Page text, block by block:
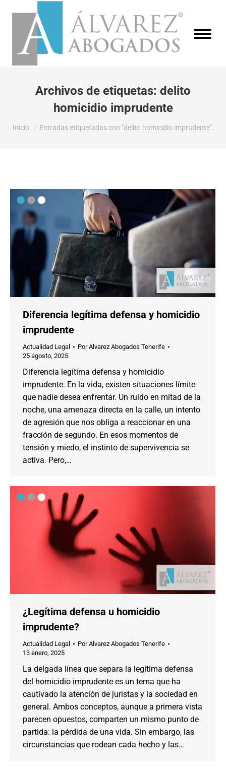
Archivos de etiquetas: delito
homicidio imprudente
Estás aquí:
Inicio Entradas etiquetadas con "delito homicidio imprudente".
Diferencia legítima defensa y homicidio
imprudente
Actualidad Legal PorAlvarez Abogados Tenerife
25 agosto, 2025
Diferencia legítima defensa y homicidio
imprudente. En la vida, existen situaciones límite
que nadie desea enfrentar. Un ruido en mitad de la
noche, una amenaza directa en la calle, un intento
de agresión que nos obliga a reaccionar en una
fracción de segundo. En esos momentos de
tensión y miedo, el instinto de supervivencia se
activa. Pero,…
¿Legítima defensa u homicidio
imprudente?
Actualidad Legal PorAlvarez Abogados Tenerife
13 enero, 2025
La delgada línea que separa la legítima defensa
del homicidio imprudente es un tema que ha
cautivado la atención de juristas y la sociedad en
general. Ambos conceptos, aunque a primera vista
parecen opuestos, comparten un mismo punto de
partida: la pérdida de una vida. Sin embargo, las
circunstancias que rodean cada hecho y las…